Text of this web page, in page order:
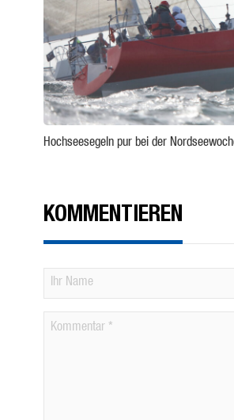
Hochseesegeln pur bei der
KOMMENTIEREN